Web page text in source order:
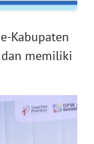
Kabupaten
memiliki